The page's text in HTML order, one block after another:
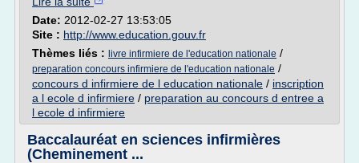
Date: 2012-02-27 13:53:05
Site : http://www.education.gouv.fr
Thèmes liés : livre infirmiere de l'education nationale /
preparation concours infirmiere de l'education nationale /
concours d infirmiere de l education nationale / inscription
a l ecole d infirmiere / preparation au concours d entree a
l ecole d infirmiere
Baccalauréat en sciences infirmières
(Cheminement ...